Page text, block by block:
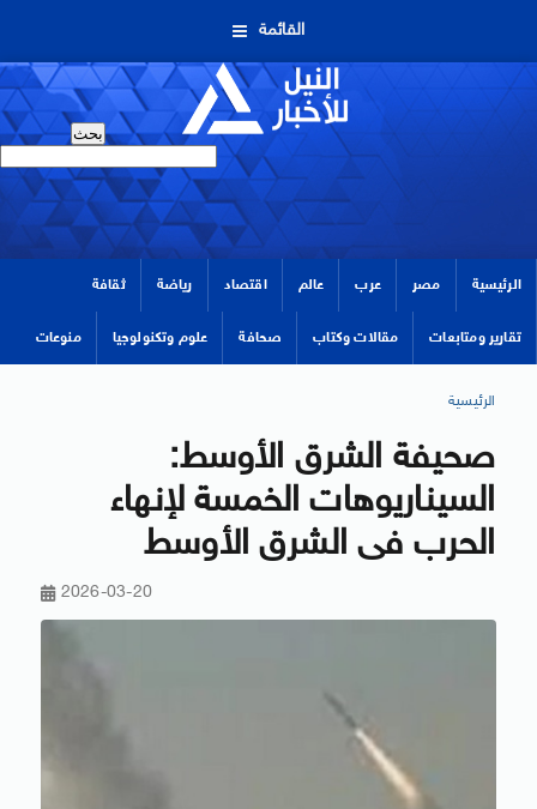
القائمة
الرئيسية مصر عرب عالم اقتصاد رياضة ثقافة
تقارير ومتابعات مقالات وكتاب صحافة علوم وتكنولوجيا منوعات
الرئيسية
صحيفة الشرق الأوسط:
السيناريوهات الخمسة لإنهاء
الحرب فى الشرق الأوسط
2026-03-20